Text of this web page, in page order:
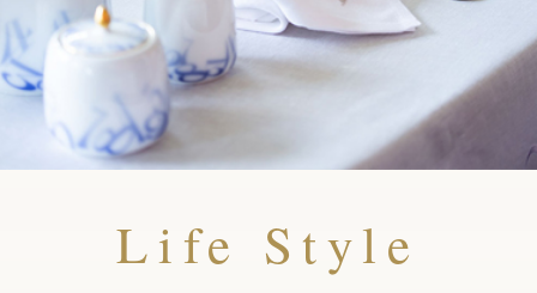
Life Style